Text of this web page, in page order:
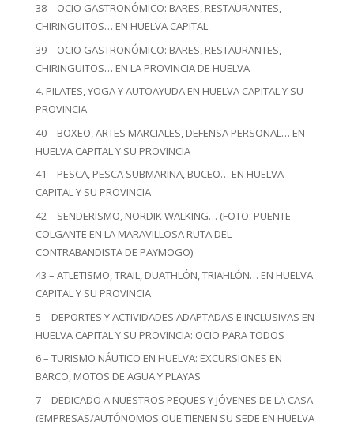
38 – OCIO GASTRONÓMICO: BARES, RESTAURANTES,
CHIRINGUITOS… EN HUELVA CAPITAL
39 – OCIO GASTRONÓMICO: BARES, RESTAURANTES,
CHIRINGUITOS… EN LA PROVINCIA DE HUELVA
4. PILATES, YOGA Y AUTOAYUDA EN HUELVA CAPITAL Y SU
PROVINCIA
40 – BOXEO, ARTES MARCIALES, DEFENSA PERSONAL… EN
HUELVA CAPITAL Y SU PROVINCIA
41 – PESCA, PESCA SUBMARINA, BUCEO… EN HUELVA
CAPITAL Y SU PROVINCIA
42 – SENDERISMO, NORDIK WALKING… (FOTO: PUENTE
COLGANTE EN LA MARAVILLOSA RUTA DEL
CONTRABANDISTA DE PAYMOGO)
43 – ATLETISMO, TRAIL, DUATHLÓN, TRIAHLÓN… EN HUELVA
CAPITAL Y SU PROVINCIA
5 – DEPORTES Y ACTIVIDADES ADAPTADAS E INCLUSIVAS EN
HUELVA CAPITAL Y SU PROVINCIA: OCIO PARA TODOS
6 – TURISMO NÁUTICO EN HUELVA: EXCURSIONES EN
BARCO, MOTOS DE AGUA Y PLAYAS
7 – DEDICADO A NUESTROS PEQUES Y JÓVENES DE LA CASA
(EMPRESAS/AUTÓNOMOS QUE TIENEN SU SEDE EN HUELVA